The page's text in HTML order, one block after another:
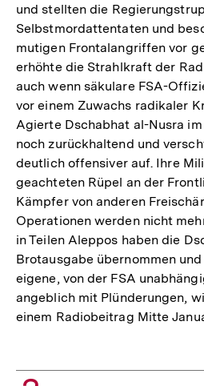
und stellten die
Selbstmordattentaten und
mutigen Frontalangriffen vor
erhöhte die Strahlkraft der
auch wenn säkulare FSA-
vor einem Zuwachs radikaler
Agierte Dschabhat al-Nusra
noch zurückhaltend und
deutlich offensiver auf. Ihre
geachteten Rüpel an der
Kämpfer von anderen
Operationen werden nicht
in Teilen Aleppos haben die
Brotausgabe übernommen
eigene, von der FSA
angeblich mit Plünderungen,
einem Radiobeitrag Mitte